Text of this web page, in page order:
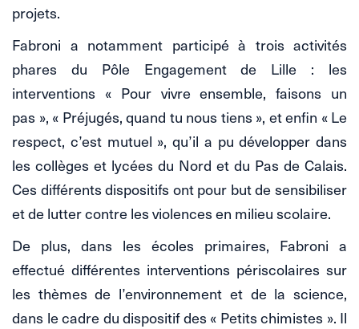
projets.
Fabroni a notamment participé à trois activités
phares du Pôle Engagement de Lille : les
interventions « Pour vivre ensemble, faisons un
pas », « Préjugés, quand tu nous tiens », et enfin « Le
respect, c’est mutuel », qu’il a pu développer dans
les collèges et lycées du Nord et du Pas de Calais.
Ces différents dispositifs ont pour but de sensibiliser
et de lutter contre les violences en milieu scolaire.
De plus, dans les écoles primaires, Fabroni a
effectué différentes interventions périscolaires sur
les thèmes de l’environnement et de la science,
dans le cadre du dispositif des « Petits chimistes ». Il